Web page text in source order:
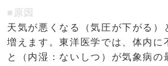
■原因
天気が悪くなる（気圧が下がる）
増えます。東洋医学では、体内に
と（内湿：ないしつ）が気象病の